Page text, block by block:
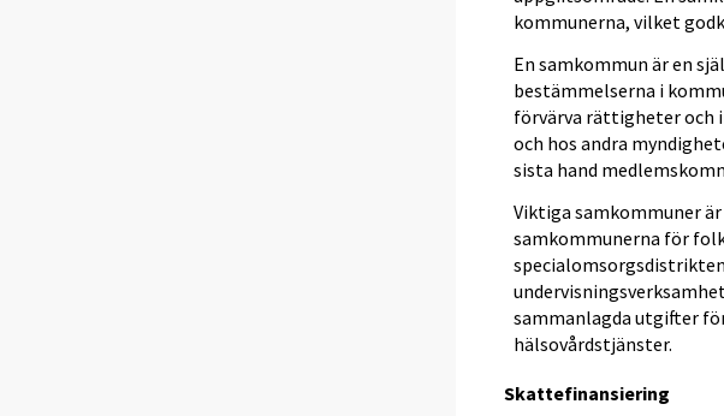
kommunerna, vilket
En samkommun är en
bestämmelserna i
förvärva rättigheter och
och hos andra
sista hand
Viktiga samkommuner
samkommunerna för
sammanlagda utgifter
hälsovårdstjänster.
Skattefinansiering